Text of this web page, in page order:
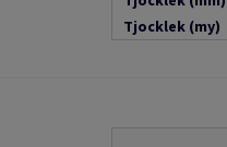
Tjocklek (my)